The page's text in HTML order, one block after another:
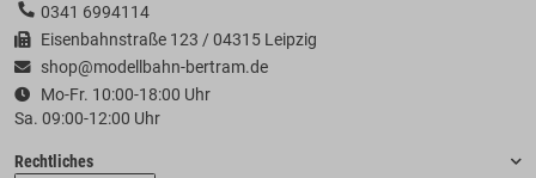
0341 6994114
Eisenbahnstraße 123 / 04315 Leipzig
shop@modellbahn-bertram.de
Mo-Fr. 10:00-18:00 Uhr
Sa. 09:00-12:00 Uhr
Rechtliches